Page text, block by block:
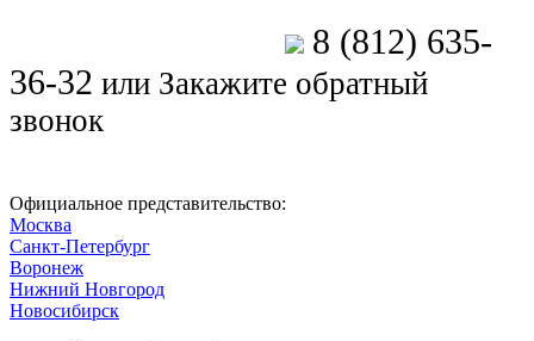
8 (812) 635-
36-32 или Закажите обратный
звонок
Официальное представительство:
Москва
Санкт-Петербург
Воронеж
Нижний Новгород
Новосибирск